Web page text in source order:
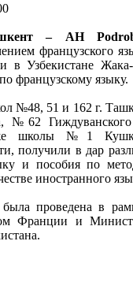
– АН
французского
в Узбекистане
французскому языку.
№48, 51 и 162 г.
№62 Гиждуванского
школы №1
получили в дар
и пособия по
иностранного
проведена в
Франции и